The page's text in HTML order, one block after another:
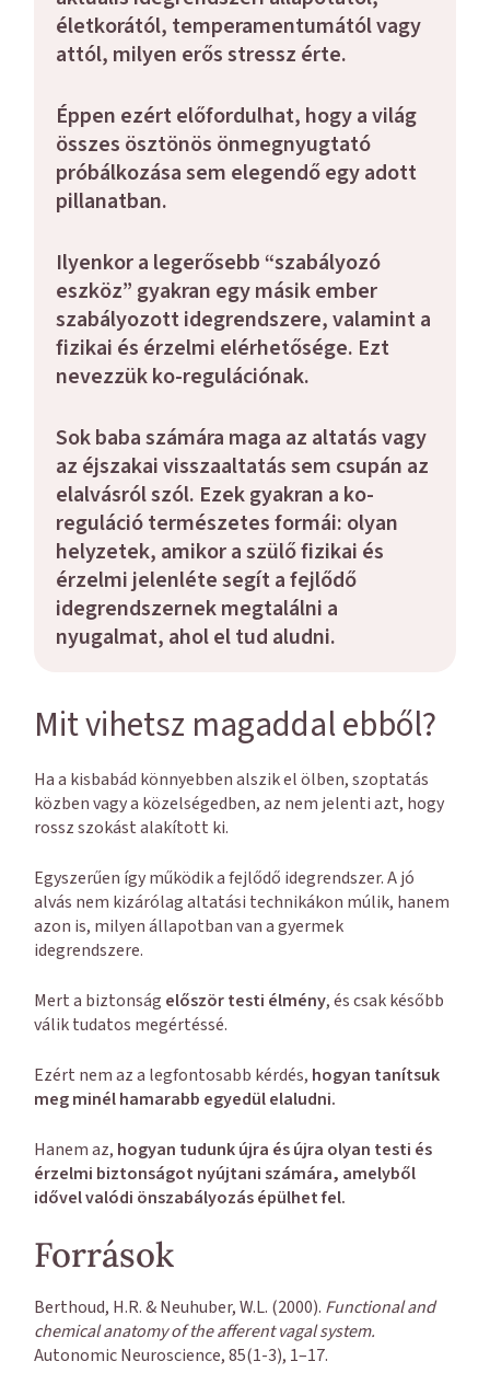
életkorától, temperamentumától vagy
attól, milyen erős stressz érte.
Éppen ezért előfordulhat, hogy a világ
összes ösztönös önmegnyugtató
próbálkozása sem elegendő egy adott
pillanatban.
Ilyenkor a legerősebb “szabályozó
eszköz” gyakran egy másik ember
szabályozott idegrendszere, valamint a
fizikai és érzelmi elérhetősége. Ezt
nevezzükko-regulációnak.
Sok baba számára maga az altatás vagy
az éjszakai visszaaltatás sem csupán az
elalvásról szól. Ezek gyakran a ko-
reguláció természetes formái: olyan
helyzetek, amikor a szülő fizikai és
érzelmi jelenléte segít a fejlődő
idegrendszernek megtalálni a
nyugalmat, ahol el tud aludni.
Mit vihetsz magaddal ebből?
Ha a kisbabád könnyebben alszik el ölben, szoptatás
közben vagy a közelségedben, az nem jelenti azt, hogy
rossz szokást alakított ki.
Egyszerűen így működik a fejlődő idegrendszer. A jó
alvás nem kizárólag altatási technikákon múlik, hanem
azon is, milyen állapotban van a gyermek
idegrendszere.
Mert a biztonság először testi élmény, és csak később
válik tudatos megértéssé.
Ezért nem az a legfontosabb kérdés, hogyan tanítsuk
meg minél hamarabb egyedül elaludni.
Hanem az, hogyan tudunk újra és újra olyan testi és
érzelmi biztonságot nyújtani számára, amelyből
idővel valódi önszabályozás épülhet fel.
Források
Berthoud, H.R. & Neuhuber, W.L. (2000). Functional and
chemical anatomy of the afferent vagal system.
Autonomic Neuroscience, 85(1-3), 1–17.